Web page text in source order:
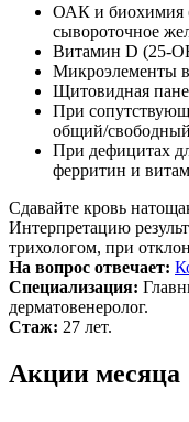
ОАК и биохимия
сывороточное
Витамин D
Микроэлементы
Щитовидная
При
общий/свободный
При дефицитах
ферритин и
Сдавайте кровь
Интерпретацию
трихологом, при
На вопрос отвечает:
Специализация:
дерматовенеролог.
Стаж: 27 лет.
Акции месяца